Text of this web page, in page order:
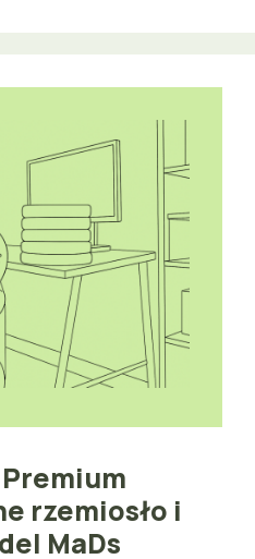
rzemiosło i
MaDs